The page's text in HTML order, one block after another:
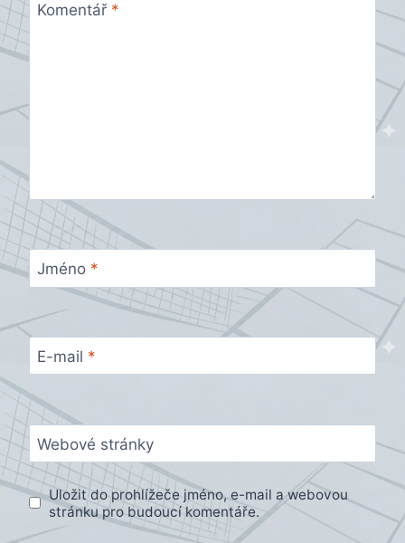
Komentář *
Jméno *
E-mail *
Webové stránky
Uložit do prohlížeče jméno, e-mail a webovou
stránku pro budoucí komentáře.